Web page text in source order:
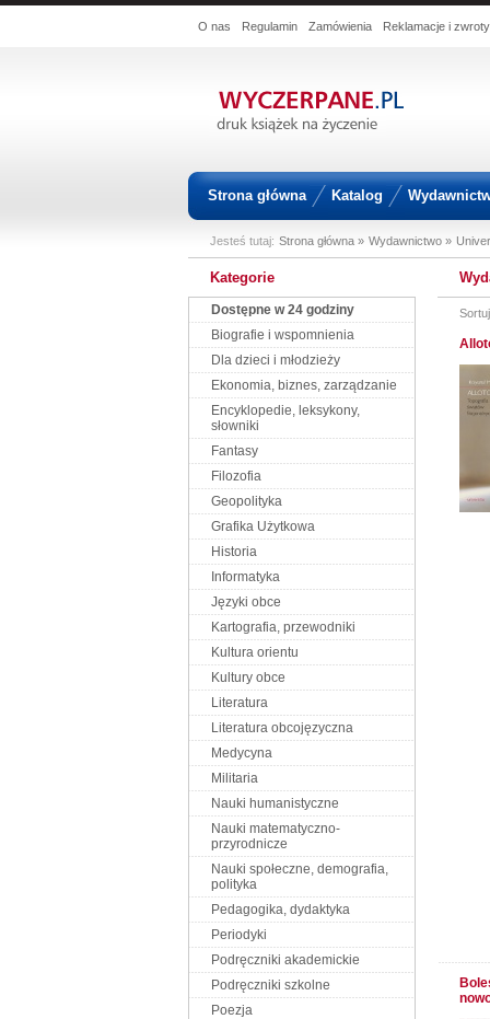
O nas Regulamin Zamówienia Reklamacje i zwroty
Strona główna Katalog
Jesteś tutaj: Strona główna » Wydawnictwo »
Kategorie
Dostępne w 24 godziny
Biografie i wspomnienia
Dla dzieci i młodzieży
Ekonomia, biznes, zarządzanie
Encyklopedie, leksykony,
słowniki
Fantasy
Filozofia
Geopolityka
Grafika Użytkowa
Historia
Informatyka
Języki obce
Kartografia, przewodniki
Kultura orientu
Kultury obce
Literatura
Literatura obcojęzyczna
Medycyna
Militaria
Nauki humanistyczne
Nauki matematyczno-
przyrodnicze
Nauki społeczne, demografia,
polityka
Pedagogika, dydaktyka
Periodyki
Podręczniki akademickie
Podręczniki szkolne
Poezja